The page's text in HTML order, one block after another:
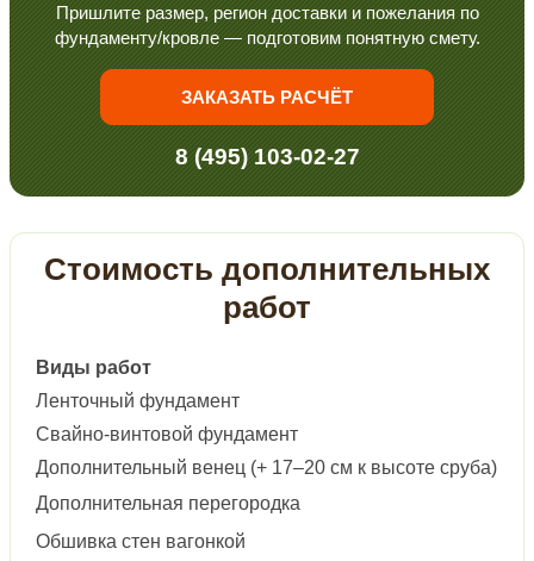
Пришлите размер, регион доставки и пожелания по
фундаменту/кровле — подготовим понятную смету.
ЗАКАЗАТЬ РАСЧЁТ
8 (495) 103-02-27
Стоимость дополнительных
работ
Виды работ
Ленточный фундамент
Свайно-винтовой фундамент
Дополнительный венец (+ 17–20 см к высоте сруба)
Дополнительная перегородка
Обшивка стен вагонкой